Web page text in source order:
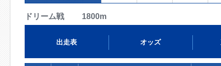
ドリーム戦 1800m
出走表 オッズ